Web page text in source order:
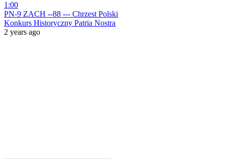
1:00
PN-9 ZACH --88 --- Chrzest Polski
Konkurs Historyczny Patria Nostra
2 years ago